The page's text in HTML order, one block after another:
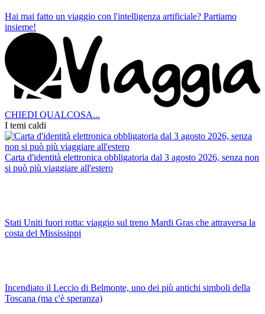
Hai mai fatto un viaggio con l'intelligenza artificiale? Partiamo
insieme!
CHIEDI QUALCOSA...
I temi caldi
Carta d'identità elettronica obbligatoria dal 3 agosto 2026, senza non
si può più viaggiare all'estero
Stati Uniti fuori rotta: viaggio sul treno Mardi Gras che attraversa la
costa del Mississippi
Incendiato il Leccio di Belmonte, uno dei più antichi simboli della
Toscana (ma c'è speranza)